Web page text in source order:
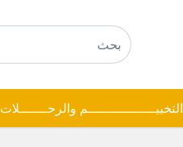
التخييـــــــــــــــــم والرحـــــــلات